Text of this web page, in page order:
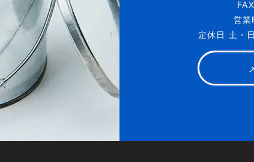
営
定休日 土・